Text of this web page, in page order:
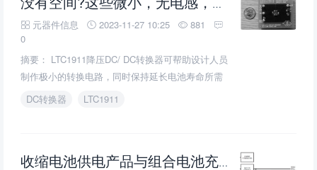
没有空间?这些微小，无电感，高效，低噪声，1.8V和1.5V，降压
元器件信息
2023-11-27 10:25
881
0
摘要： LTC1911降压DC/ DC转换器可帮助设计人员
制作极小的转换电路，同时保持延长电池寿命所需
的高效率。
DC转换器 LTC1911
收缩电池供电产品与组合电池充电器和